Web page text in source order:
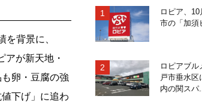
背景に、
アが新天地・
卵・豆腐の強
下げ」に追わ
ロピア、
市の「加須
ロピアブル
戸市垂水
内の関スパ